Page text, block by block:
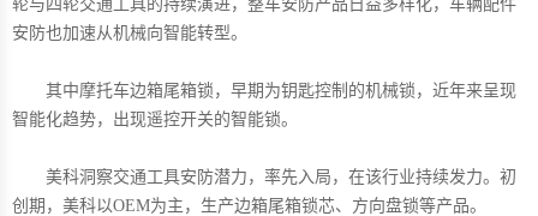
轮与四轮交通工具的持续演进，整车安防产品日益多样化，车辆配件
安防也加速从机械向智能转型。
其中摩托车边箱尾箱锁，早期为钥匙控制的机械锁，近年来呈现
智能化趋势，出现遥控开关的智能锁。
美科洞察交通工具安防潜力，率先入局，在该行业持续发力。初
创期，美科以OEM为主，生产边箱尾箱锁芯、方向盘锁等产品。